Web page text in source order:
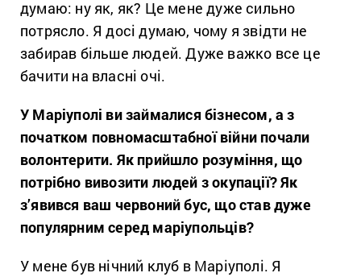
думаю: ну як, як? Це мене дуже сильно
потрясло. Я досі думаю, чому я звідти не
забирав більше людей. Дуже важко все це
бачити на власні очі.
У Маріуполі ви займалися бізнесом, а з
початком повномасштабної війни почали
волонтерити. Як прийшло розуміння, що
потрібно вивозити людей з окупації? Як
з’явився ваш червоний бус, що став дуже
популярним серед маріупольців?
У мене був нічний клуб в Маріуполі. Я